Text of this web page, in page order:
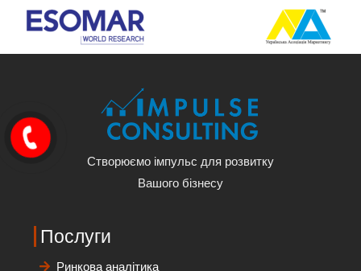
Створюємо імпульс для розвитку
Вашого бізнесу
Послуги
Ринкова аналітика